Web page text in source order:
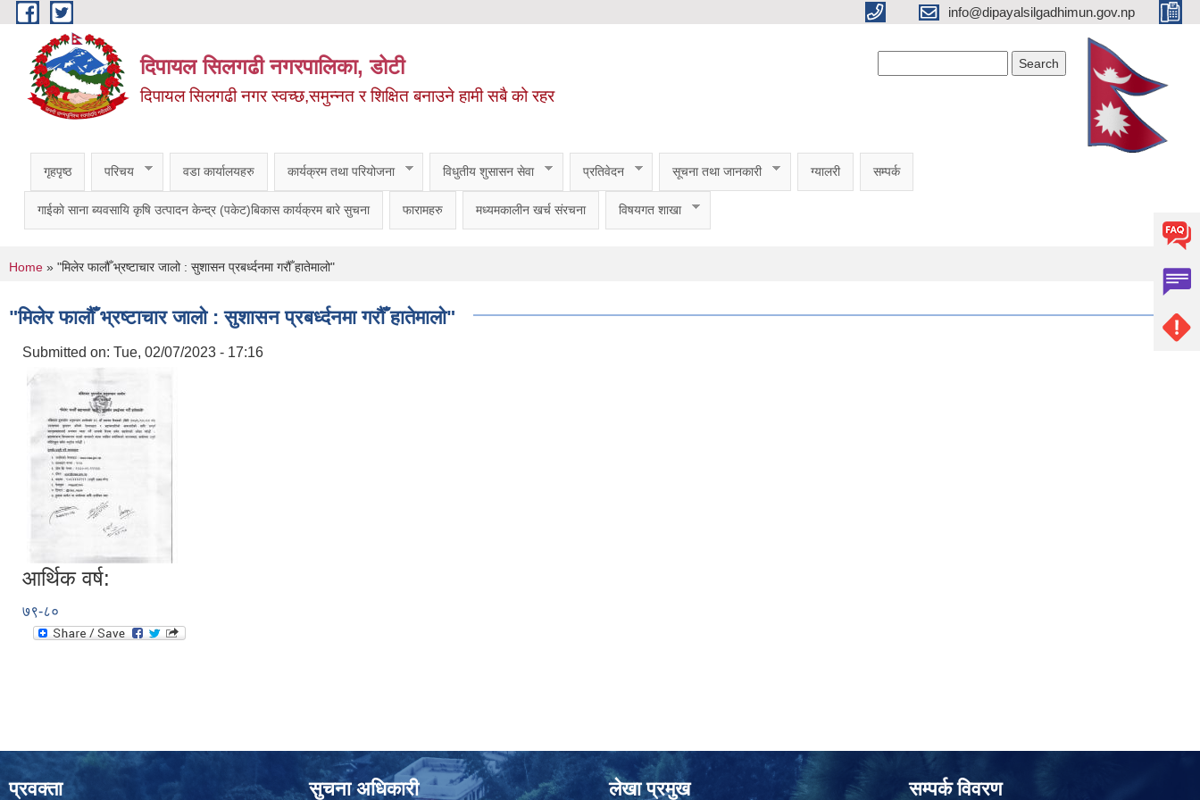
Skip to main content info@dipayalsilgadhimun.gov.np
दिपायल सिलगढी नगरपालिका, डोटी
दिपायल सिलगढी नगर स्वच्छ,समुन्नत र शिक्षित बनाउने हामी सबै को रहर
गृहपृष्ठ परिचय वडा कार्यालयहरु कार्यक्रम तथा परियोजना विधुतीय शुसासन सेवा प्रतिवेदन सूचना तथा जानकारी ग्यालरी सम्पर्क
गाईकाे साना ब्यवसायि कृषि उत्पादन केन्द्र (पकेट)बिकास कार्यक्रम बारे सुचना फारामहरु मध्यमकालीन खर्च संरचना विषयगत शाखा
You are here
Home » "मिलेर फालौँ भ्रष्टाचार जालो : सुशासन प्रबर्ध्दनमा गरौँ हातेमालो"
"मिलेर फालौँ भ्रष्टाचार जालो : सुशासन प्रबर्ध्दनमा गरौँ हातेमालो"
Submitted on: Tue, 02/07/2023 - 17:16
आर्थिक वर्ष:
७९-८०
प्रवक्ता सुचना अधिकारी लेखा प्रमुख सम्पर्क विवरण